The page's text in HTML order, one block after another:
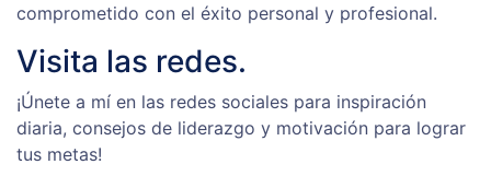
comprometido con el éxito personal y profesional.
Visita las redes.
¡Únete a mí en las redes sociales para inspiración
diaria, consejos de liderazgo y motivación para lograr
tus metas!